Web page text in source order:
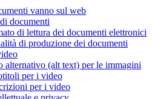
vanno sul web
documenti
di lettura dei documenti elettronici
di produzione dei documenti
alternativo (alt text) per le immagini
per i video
per i video